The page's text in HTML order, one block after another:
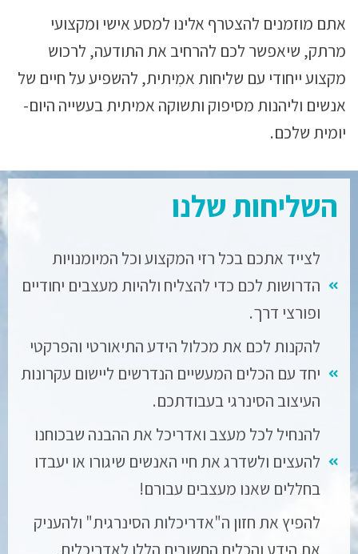
אתם מוזמנים להצטרף אלינו למסע אישי ומקצועי
מרתק, שיאפשר לכם להרחיב את התודעה, לרכוש
מקצוע ייחודי עם שליחות אמִיתית, להשפיע על חיים של
אנשים וליהנות מסיפוק ותשוקה אמיתית בעשייה היום-
יומית שלכם.
השליחות שלנו
לצייד אתכם בכל רזי המקצוע וכל המיומנויות
הדרושות לכם כדי להצליח ולהיות מעצבים יחודיים
ופורצי דרך.
להקנות לכם את מכלול הידע התיאורטי והפרקטי
יחד עם הכלים המעשיים הנדרשים ליישום עקרונות
העיצוב הסינרגי בעבודתכם.
להנחיל לכל מעצב ואדריכל את ההבנה שבכוחנו
להעצים ולשדרג את חיי האנשים שיגורו או יעבדו
בחללים שאנו מעצבים עבורם!
להפיץ את חזון ה"אדריכלות הסינרגית" ולהעניק
את הידע והכלים החשובים הללו לאדריכלים,